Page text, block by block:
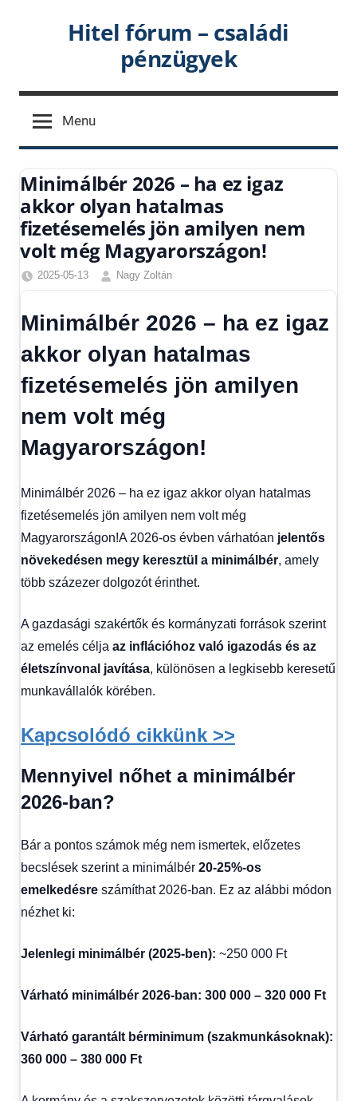
Hitel fórum – családi
pénzügyek
Menu
Minimálbér 2026 – ha ez igaz
akkor olyan hatalmas
fizetésemelés jön amilyen nem
volt még Magyarországon!
2025-05-13
Nagy Zoltán
Egyéb,
hírek,
Gazdaság
Hírek ,
Hírek
fórum
Minimálbér 2026 – ha ez igaz
akkor olyan hatalmas
fizetésemelés jön amilyen
nem volt még
Magyarországon!
Minimálbér 2026 – ha ez igaz akkor olyan hatalmas
fizetésemelés jön amilyen nem volt még
Magyarországon!A 2026-os évben várhatóan jelentős
növekedésen megy keresztül a minimálbér, amely
több százezer dolgozót érinthet.
A gazdasági szakértők és kormányzati források szerint
az emelés célja az inflációhoz való igazodás és az
életszínvonal javítása, különösen a legkisebb keresetű
munkavállalók körében.
Kapcsolódó cikkünk >>
Mennyivel nőhet a minimálbér
2026-ban?
Bár a pontos számok még nem ismertek, előzetes
becslések szerint a minimálbér 20-25%-os
emelkedésre számíthat 2026-ban. Ez az alábbi módon
nézhet ki:
Jelenlegi minimálbér (2025-ben): ~250 000 Ft
Várható minimálbér 2026-ban: 300 000 – 320 000 Ft
Várható garantált bérminimum (szakmunkásoknak):
360 000 – 380 000 Ft